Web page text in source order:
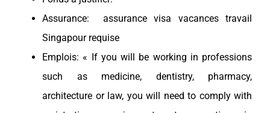
Assurance: assurance visa vacancestravail
Singapourrequise
Emplois: « If you will be working in professions
such as medicine, dentistry, pharmacy,
architecture or law, you will need to comply with